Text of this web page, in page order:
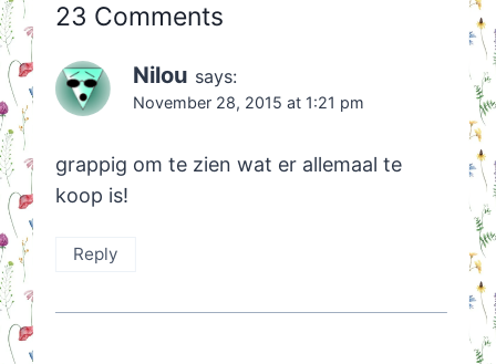
23 Comments
Nilou says:
November 28, 2015 at 1:21 pm
grappig om te zien wat er allemaal te
koop is!
Reply